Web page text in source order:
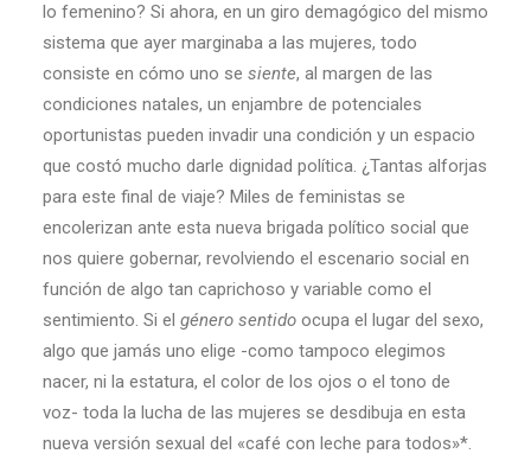
lo femenino? Si ahora, en un giro demagógico del mismo
sistema que ayer marginaba a las mujeres, todo
consiste en cómo uno se siente, al margen de las
condiciones natales, un enjambre de potenciales
oportunistas pueden invadir una condición y un espacio
que costó mucho darle dignidad política. ¿Tantas alforjas
para este final de viaje? Miles de feministas se
encolerizan ante esta nueva brigada político social que
nos quiere gobernar, revolviendo el escenario social en
función de algo tan caprichoso y variable como el
sentimiento. Si el género sentido ocupa el lugar del sexo,
algo que jamás uno elige -como tampoco elegimos
nacer, ni la estatura, el color de los ojos o el tono de
voz- toda la lucha de las mujeres se desdibuja en esta
nueva versión sexual del «café con leche para todos»*.